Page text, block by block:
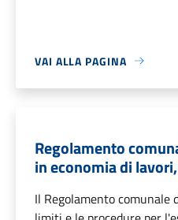
VAI ALLA PAGINA
Regolamento
in economia di
Il Regolamento comunale